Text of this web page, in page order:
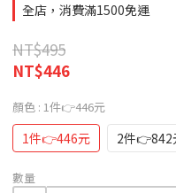
全店，消費滿1500免運
NT$495
NT$446
顏色 : 1件👉446元
1件👉446元 2件👉842
數量